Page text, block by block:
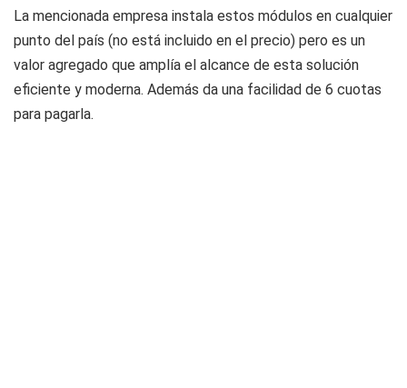
La mencionada empresa instala estos módulos en cualquier
punto del país (no está incluido en el precio) pero es un
valor agregado que amplía el alcance de esta solución
eficiente y moderna. Además da una facilidad de 6 cuotas
para pagarla.